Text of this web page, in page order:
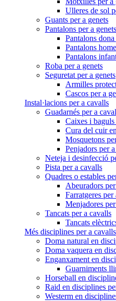
Ulleres de sol
Guants per a genets
Pantalons per a genets
Pantalons dona
Pantalons
Pantalons
Roba per a genets
Seguretat per a genets
Armilles
Cascos per a
Instal·lacions per a cavalls
Guadarnés per a
Caixes i
Cura del cuir
Mosquetons
Penjadors per
Neteja i desinfecció
Pista per a cavalls
Quadres o estables
Abeuradors
Farratgeres per
Menjadores
Tancats per a cavalls
Tancats
Més disciplines per a cavalls
Doma natural en
Doma vaquera en
Enganxament en
Guarniments
Horseball en
Raid en disciplines
Westerm en